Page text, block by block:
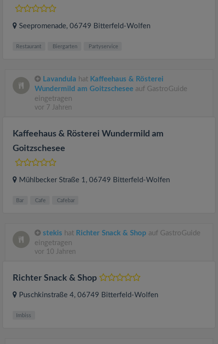
Seepromenade, 06749 Bitterfeld-Wolfen
Restaurant Biergarten Partyservice
Lavandula hat Kaffeehaus & Rösterei
Wundermild am Goitzschesee auf GastroGuide
eingetragen
vor 7 Jahren
Kaffeehaus & Rösterei Wundermild am
Goitzschesee
Mühlbecker Straße 1, 06749 Bitterfeld-Wolfen
Bar Cafe Cafebar
stekis hat Richter Snack & Shop auf GastroGuide
eingetragen
vor 10 Jahren
Richter Snack & Shop
Puschkinstraße 4, 06749 Bitterfeld-Wolfen
Imbiss